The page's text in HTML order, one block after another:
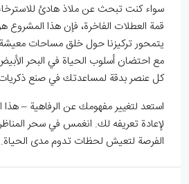
سواء كنت تبحث عن ملاذ هادئ
قمة العطلات الفاخرة، فإن هذا المشروع
يتمحور تركيزنا حول خلق مساحات
مع احتضان أسلوب الحياة في البحر
كل عنصر بدقة لمساعدتك في صنع
استعد لتغيير مفهومك عن الرفاهية –
لإعادة تعريفه لك. انغمس في سحر المناظر
الفرصة لتعيش لحظات تدوم مدى الحياة.